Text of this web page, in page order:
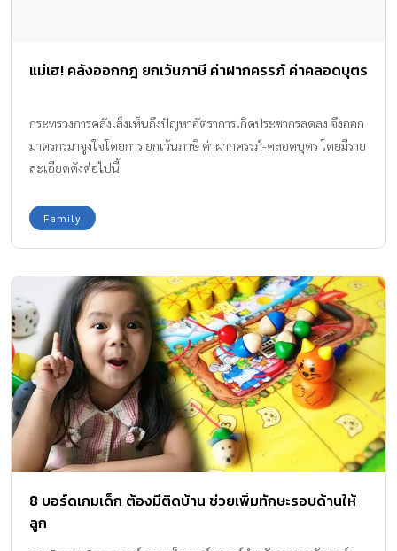
แม่เฮ! คลังออกกฎ ยกเว้นภาษี ค่าฝากครรภ์ ค่าคลอดบุตร
กระทรวงการคลังเล็งเห็นถึงปัญหาอัตราการเกิดประชากรลดลง จึงออก
มาตรกรมาจูงใจโดยการ ยกเว้นภาษี ค่าฝากครรภ์-คลอดบุตร โดยมีราย
ละเอียดดังต่อไปนี้
Family
8 บอร์ดเกมเด็ก ต้องมีติดบ้าน ช่วยเพิ่มทักษะรอบด้านให้
ลูก